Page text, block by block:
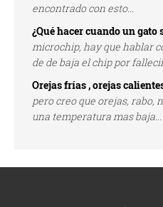
encontrado con esto...
¿Qué hacer cuando un gato
microchip, hay que hablar
de de baja el chip por
Orejas frías , orejas
pero creo que orejas, rabo,
una temperatura mas baja...